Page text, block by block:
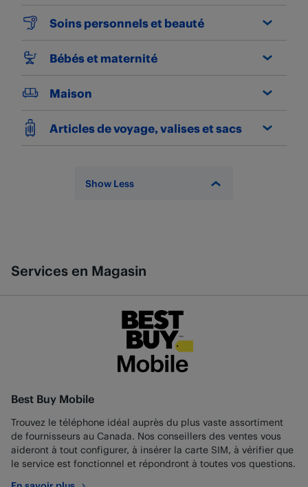
Soins personnels et beauté
Bébés et maternité
Maison
Articles de voyage, valises et sacs
Show Less
Services en Magasin
Best Buy Mobile
Trouvez le téléphone idéal auprès du plus vaste assortiment
de fournisseurs au Canada. Nos conseillers des ventes vous
aideront à tout configurer, à insérer la carte SIM, à vérifier que
le service est fonctionnel et répondront à toutes vos questions.